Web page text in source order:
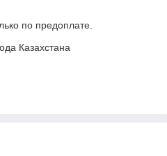
по предоплате.
Казахстана